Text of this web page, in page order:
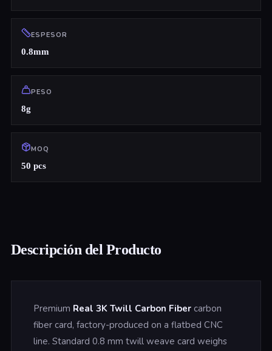
ESPESOR
0.8mm
PESO
8g
MOQ
50 pcs
Descripción del Producto
Premium Real 3K Twill Carbon Fibercarbon
fiber card, factory-produced on a flatbed CNC
line. Standard 0.8 mm twill weave card weighs